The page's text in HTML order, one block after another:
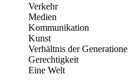
Verkehr
Medien
Kommunikation
Kunst
Verhältnis der
Gerechtigkeit
Eine Welt